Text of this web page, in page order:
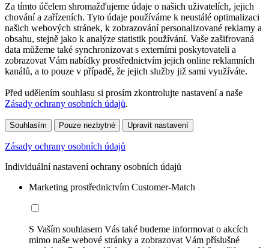
Za tímto účelem shromažďujeme údaje o našich uživatelích, jejich
chování a zařízeních. Tyto údaje používáme k neustálé optimalizaci
našich webových stránek, k zobrazování personalizované reklamy a
obsahu, stejně jako k analýze statistik používání. Vaše zašifrovaná
data můžeme také synchronizovat s externími poskytovateli a
zobrazovat Vám nabídky prostřednictvím jejich online reklamních
kanálů, a to pouze v případě, že jejich služby již sami využíváte.
Před udělením souhlasu si prosím zkontrolujte nastavení a naše
Zásady ochrany osobních údajů.
Souhlasím Pouze nezbytné Upravit nastavení
Zásady ochrany osobních údajů
Individuální nastavení ochrany osobních údajů
Marketing prostřednictvím Customer-Match
S Vaším souhlasem Vás také budeme informovat o akcích
mimo naše webové stránky a zobrazovat Vám příslušné